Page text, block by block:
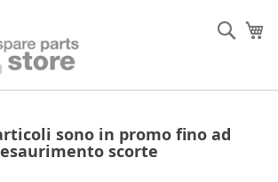
sono in promo fino ad
esaurimento scorte